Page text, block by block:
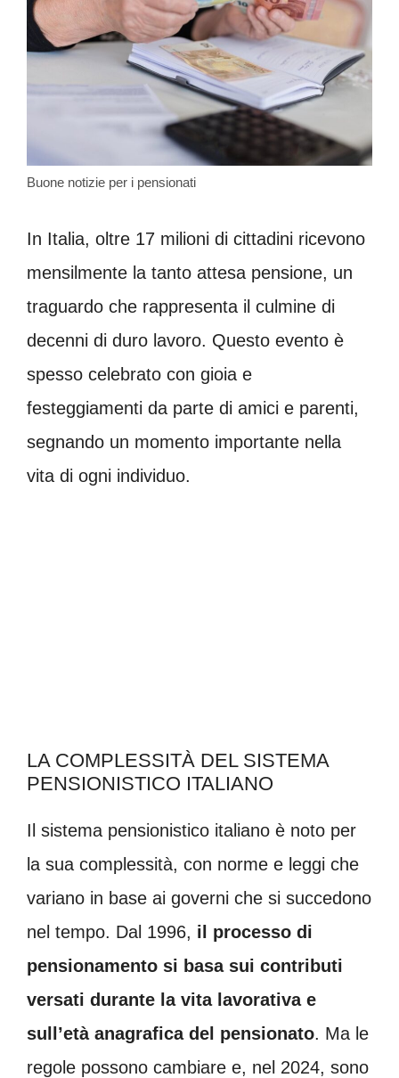
Buone notizie per i pensionati
In Italia, oltre 17 milioni di cittadini ricevono
mensilmente la tanto attesa pensione, un
traguardo che rappresenta il culmine di
decenni di duro lavoro. Questo evento è
spesso celebrato con gioia e
festeggiamenti da parte di amici e parenti,
segnando un momento importante nella
vita di ogni individuo.
LA COMPLESSITÀ DEL SISTEMA
PENSIONISTICO ITALIANO
Il sistema pensionistico italiano è noto per
la sua complessità, con norme e leggi che
variano in base ai governi che si succedono
nel tempo. Dal 1996, il processo di
pensionamento si basa sui contributi
versati durante la vita lavorativa e
sull’età anagrafica del pensionato. Ma le
regole possono cambiare e, nel 2024, sono